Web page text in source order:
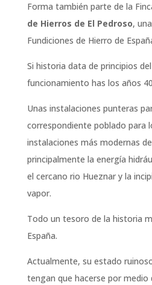
Forma también parte de la
de Hierros de El Pedroso,
Fundiciones de Hierro de
Si historia data de principios
funcionamiento has los años
Unas instalaciones punteras
correspondiente poblado para
instalaciones más modernas
principalmente la energía
el cercano rio Hueznar y la
vapor.
Todo un tesoro de la historia
España.
Actualmente, su estado
tengan que hacerse por medio